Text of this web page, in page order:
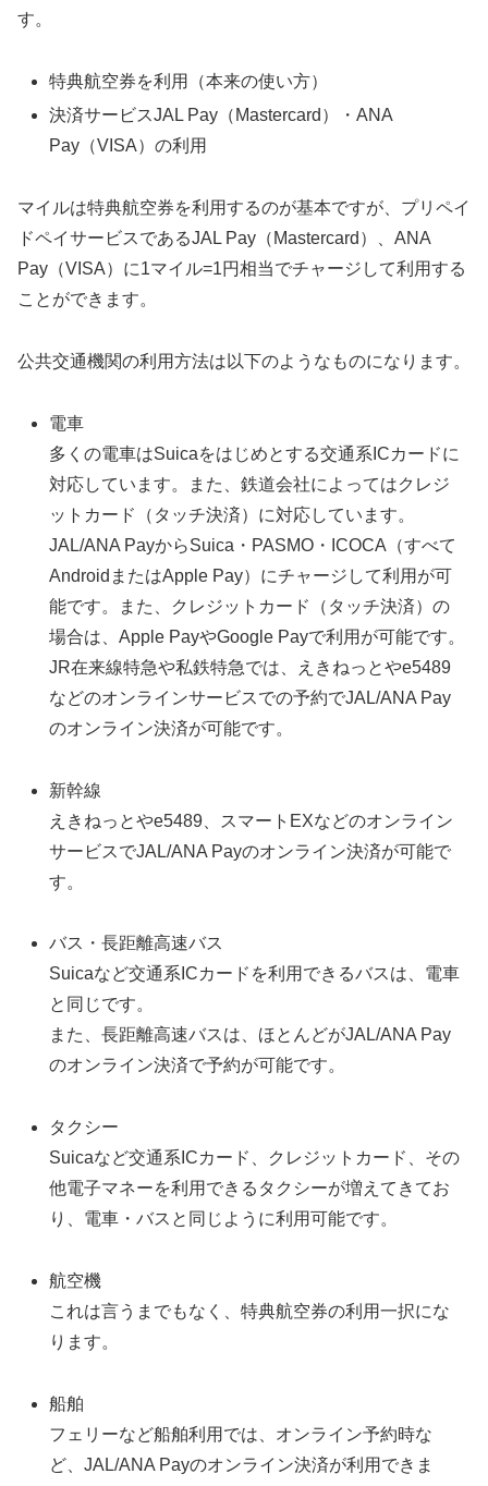
す。
特典航空券を利用（本来の使い方）
決済サービスJAL Pay（Mastercard）・ANA
Pay（VISA）の利用
マイルは特典航空券を利用するのが基本ですが、プリペイ
ドペイサービスであるJAL Pay（Mastercard）、ANA
Pay（VISA）に1マイル=1円相当でチャージして利用する
ことができます。
公共交通機関の利用方法は以下のようなものになります。
電車
多くの電車はSuicaをはじめとする交通系ICカードに
対応しています。また、鉄道会社によってはクレジ
ットカード（タッチ決済）に対応しています。
JAL/ANA PayからSuica・PASMO・ICOCA（すべて
AndroidまたはApple Pay）にチャージして利用が可
能です。また、クレジットカード（タッチ決済）の
場合は、Apple PayやGoogle Payで利用が可能です。
JR在来線特急や私鉄特急では、えきねっとやe5489
などのオンラインサービスでの予約でJAL/ANA Pay
のオンライン決済が可能です。
新幹線
えきねっとやe5489、スマートEXなどのオンライン
サービスでJAL/ANA Payのオンライン決済が可能で
す。
バス・長距離高速バス
Suicaなど交通系ICカードを利用できるバスは、電車
と同じです。
また、長距離高速バスは、ほとんどがJAL/ANA Pay
のオンライン決済で予約が可能です。
タクシー
Suicaなど交通系ICカード、クレジットカード、その
他電子マネーを利用できるタクシーが増えてきてお
り、電車・バスと同じように利用可能です。
航空機
これは言うまでもなく、特典航空券の利用一択にな
ります。
船舶
フェリーなど船舶利用では、オンライン予約時な
ど、JAL/ANA Payのオンライン決済が利用できま